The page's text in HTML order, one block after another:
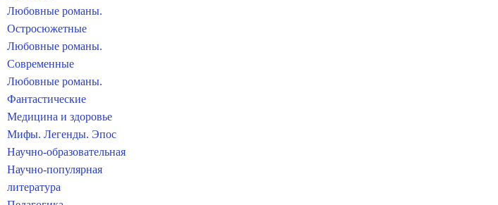
Любовные романы.
Остросюжетные
Любовные романы.
Современные
Любовные романы.
Фантастические
Медицина и здоровье
Мифы. Легенды. Эпос
Научно-образовательная
Научно-популярная
литература